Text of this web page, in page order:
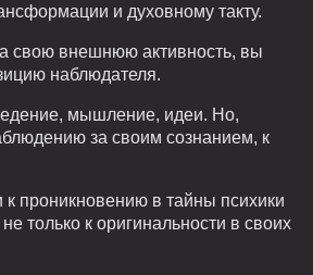
и духовному такту.
свою внешнюю активность, вы
наблюдателя.
мышление, идеи. Но,
за своим сознанием, к
к проникновению в тайны психики
только к оригинальности в своих